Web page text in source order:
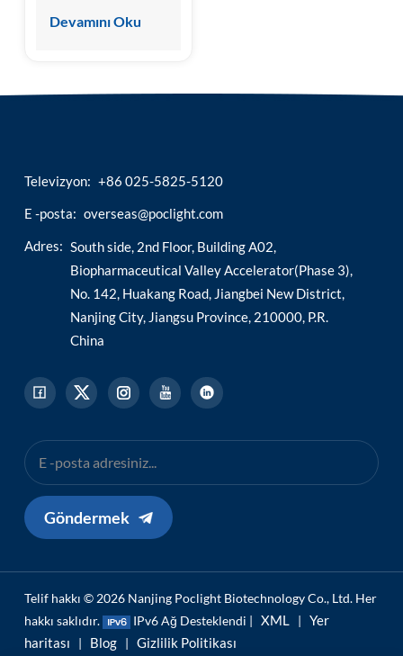
Devamını Oku
Televizyon: +86 025-5825-5120
E -posta: overseas@poclight.com
Adres: South side, 2nd Floor, Building A02,
Biopharmaceutical Valley Accelerator(Phase 3),
No. 142, Huakang Road, Jiangbei New District,
Nanjing City, Jiangsu Province, 210000, P.R.
China
Göndermek
Telif hakkı © 2026 Nanjing Poclight Biotechnology Co., Ltd. Her
hakkı saklıdır.
IPv6 Ağ Desteklendi | XML | Yer
haritası
| Blog | Gizlilik Politikası